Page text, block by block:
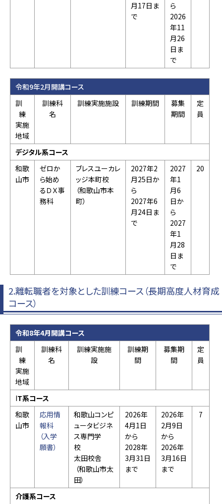
月17日ま
で
ら
2026
年11
月26
日ま
で
令和9年2月開講コース
訓
練
実施
地域
訓練科
名
訓練実施施設 訓練期間
募集
期間
定
員
デジタル系コース
和歌
山市
ゼロか
ら始め
るＤＸ事
務科
ブレスユーカレ
ッジ本町校
（和歌山市本
町）
2027年2
月25日か
ら
2027年6
月24日ま
で
2027
年1
月6
日か
ら
2027
年1
月28
日ま
で
20
2.離転職者を対象とした訓練コース（長期高度人材育成
コース）
令和8年4月開講コース
訓
練
実施
地域
訓練科
名
訓練実施施
設
訓練期
間
募集期
間
定
員
IT系コース
和歌
山市
応用情
報科
（入学
願書）
和歌山コンピ
ュータビジネ
ス専門学
校
太田校舎
（和歌山市太
田）
2026年
4月1日
から
2028年
3月31日
まで
2026年
2月9日
から
2026年
3月16日
まで
7
介護系コース